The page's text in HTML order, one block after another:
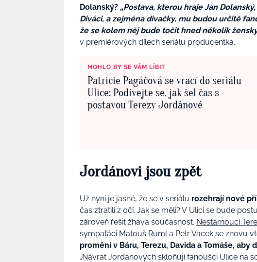
Dolanský? „Postava, kterou hraje Jan
Diváci, a zejména divačky, mu budou určitě
že se kolem něj bude točit hned několik
v premiérových dílech seriálu producentka.
MOHLO BY SE VÁM LÍBIT
Patricie Pagáčová se vrací do seriálu
Ulice: Podívejte se, jak šel čas s
postavou Terezy Jordánové
Jordánovi jsou zpět
Už nyní je jasné, že se v seriálu rozehrají nové
čas ztratili z očí. Jak se měli? V Ulici se bude
zároveň řešit žhavá současnost. Nestárnoucí
sympaťáci Matouš Rumla Petr Vacek se znovu
promění v Báru, Terezu, Davida a Tomáše,
„Návrat Jordánových skloňují fanoušci Ulice na